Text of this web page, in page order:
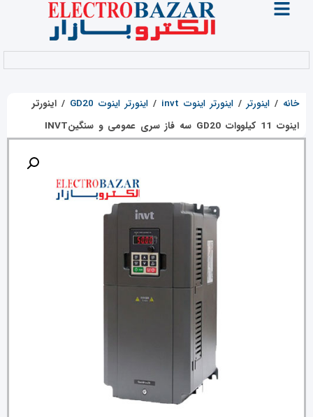
خانه / اینورتر / اینورتر اینوت invt / اینورتر اینوت GD20 / اینورتر
اینوت 11 کیلووات GD20 سه فاز سری عمومی و سنگینINVT